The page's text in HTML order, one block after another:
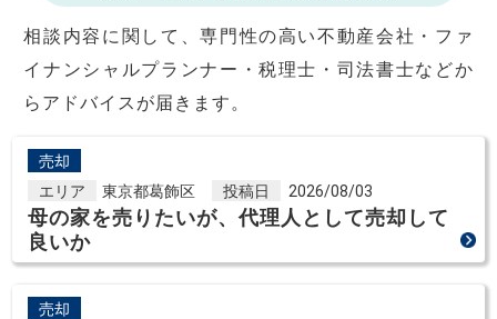
相談内容に関して、専門性の高い不動産会社・ファ
イナンシャルプランナー・税理士・司法書士などか
らアドバイスが届きます。
売却
エリア
東京都葛飾区 投稿日 2026/08/03
母の家を売りたいが、代理人として売却して
良いか
売却